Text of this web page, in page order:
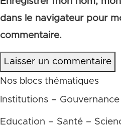
dans le navigateur pour
commentaire.
Laisser un commentaire
Nos blocs thématiques
Institutions –
Education – Santé –